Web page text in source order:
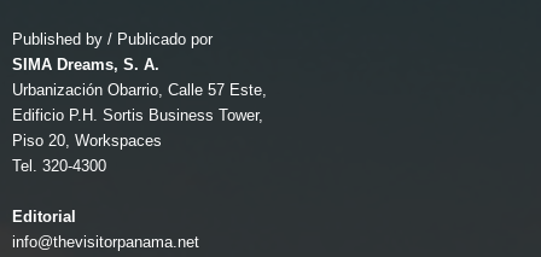
Published by / Publicado por
SIMA Dreams, S. A.
Urbanización Obarrio, Calle 57 Este,
Edificio P.H. Sortis Business Tower,
Piso 20, Workspaces
Tel. 320-4300
Editorial
info@thevisitorpanama.net